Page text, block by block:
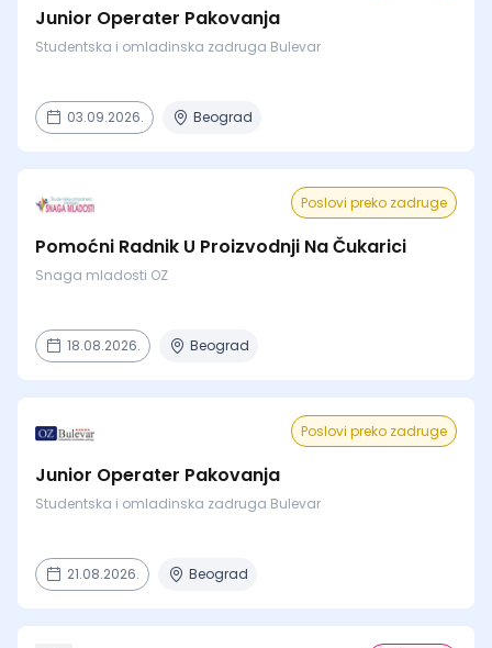
Junior Operater Pakovanja
Studentska i omladinska zadruga Bulevar
03.09.2026. Beograd
Poslovi preko zadruge
Pomoćni Radnik U Proizvodnji Na Čukarici
Snaga mladosti OZ
18.08.2026. Beograd
Poslovi preko zadruge
Junior Operater Pakovanja
Studentska i omladinska zadruga Bulevar
21.08.2026. Beograd